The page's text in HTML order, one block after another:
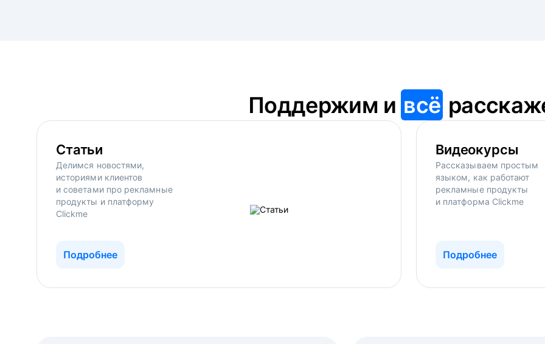
Поддержим и всё
Статьи
Делимся новостями,
историями клиентов
и советами про рекламные
продукты и платформу
Clickme
Подробнее
Видеокурсы
Рассказываем простым
языком, как работают
рекламные продукты
и платформа Clickme
Подробнее